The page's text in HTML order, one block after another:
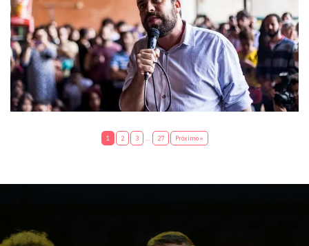
1 2 3 27 Próximo »